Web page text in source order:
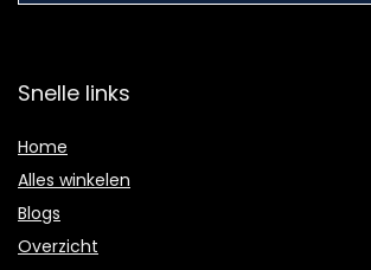
Snelle links
Home
Alles winkelen
Blogs
Overzicht